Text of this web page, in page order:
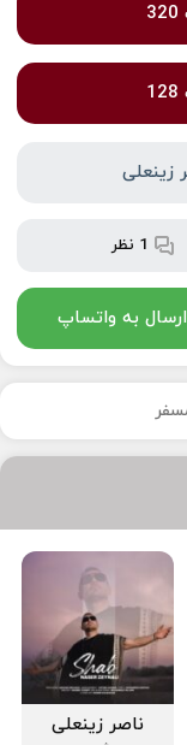
زینعلی
1 نظر
ارسال به واتساپ
ناصر زینعلی